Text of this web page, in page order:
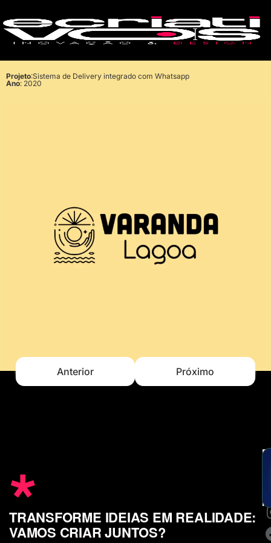
Projeto:Sistema de Delivery integrado com Whatsapp
Ano: 2020
Anterior Próximo
*
TRANSFORME IDEIAS EM REALIDADE:
VAMOS CRIAR JUNTOS?